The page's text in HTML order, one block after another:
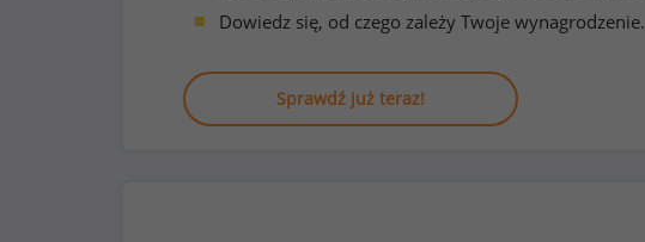
Dowiedz się, od czego zależy Twoje wynagrodzenie.
Sprawdź już teraz!